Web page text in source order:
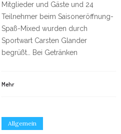
Mitglieder und Gäste und 24
Teilnehmer beim Saisoneröffnung-
Spaß-Mixed wurden durch
Sportwart Carsten Glander
begrüßt… Bei Getränken
Mehr
Allgemein